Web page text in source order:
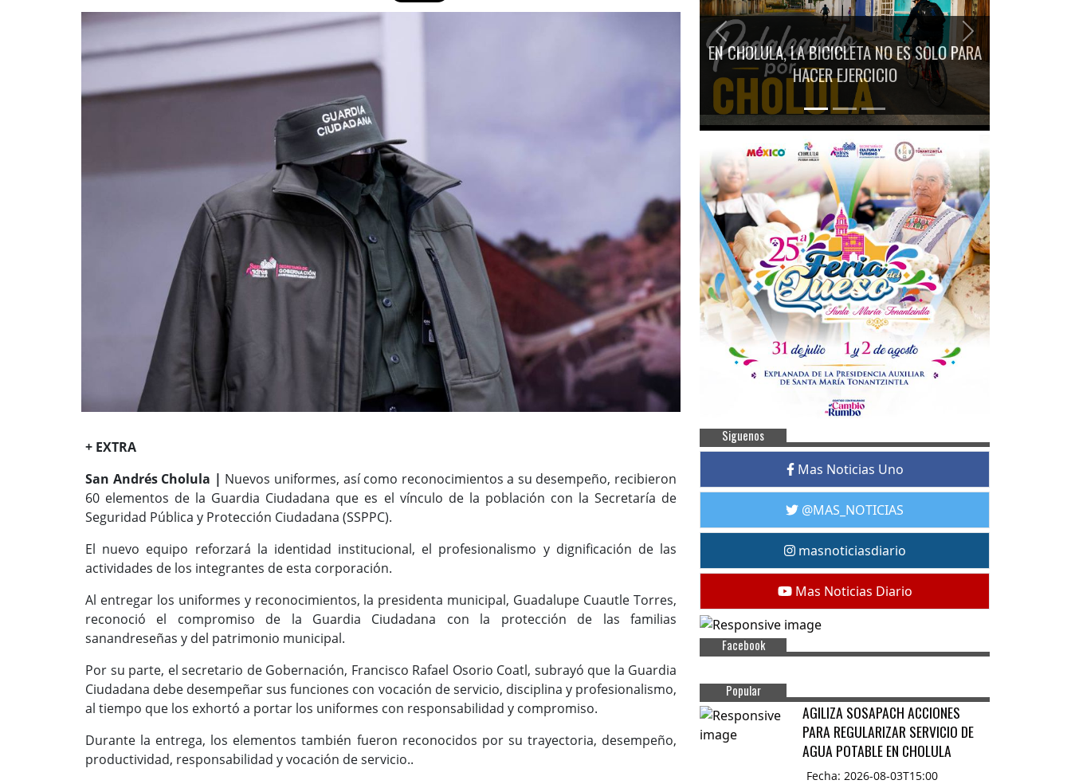
+ EXTRA
San Andrés Cholula | Nuevos uniformes, así como reconocimientos a su desempeño, recibieron
60 elementos de la Guardia Ciudadana que es el vínculo de la población con la Secretaría de
Seguridad Pública y Protección Ciudadana (SSPPC).
El nuevo equipo reforzará la identidad institucional, el profesionalismo y dignificación de las
actividades de los integrantes de esta corporación.
Al entregar los uniformes y reconocimientos, la presidenta municipal, Guadalupe Cuautle Torres,
reconoció el compromiso de la Guardia Ciudadana con la protección de las familias
sanandreseñas y del patrimonio municipal.
Por su parte, el secretario de Gobernación, Francisco Rafael Osorio Coatl, subrayó que la Guardia
Ciudadana debe desempeñar sus funciones con vocación de servicio, disciplina y profesionalismo,
al tiempo que los exhortó a portar los uniformes con responsabilidad y compromiso.
Durante la entrega, los elementos también fueron reconocidos por su trayectoria, desempeño,
productividad, responsabilidad y vocación de servicio..
EN CHOLULA, LA BICICLETA NO ES SOLO PARA
HACER EJERCICIO
Previous Next
Siguenos
Mas Noticias Uno
@MAS_NOTICIAS
masnoticiasdiario
Mas Noticias Diario
Facebook
Popular
AGILIZA SOSAPACH ACCIONES
PARA REGULARIZAR SERVICIO DE
AGUA POTABLE EN CHOLULA
Fecha: 2026-08-03T15:00